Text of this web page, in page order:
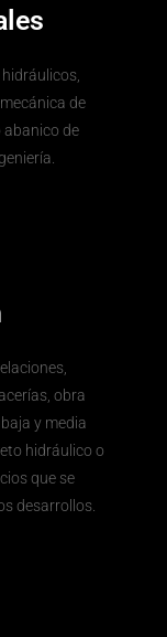
de
abanico de
obra
y media
hidráulico o
que se
desarrollos.